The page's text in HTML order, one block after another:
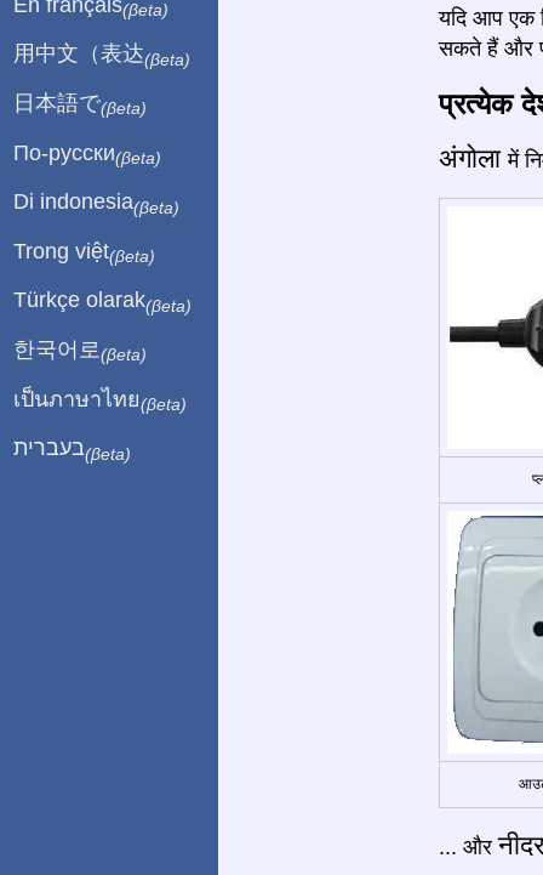
यदि आप एक
सकते हैं और
प्रत्येक
अंगोलामें
... और
(βeta)
用中文（表达(βeta)
日本語で(βeta)
По-русски(βeta)
Di indonesia(βeta)
Trong việt(βeta)
Türkçe olarak(βeta)
한국어로 (βeta)
เป็นภาษาไทย(βeta)
בעברית(βeta)